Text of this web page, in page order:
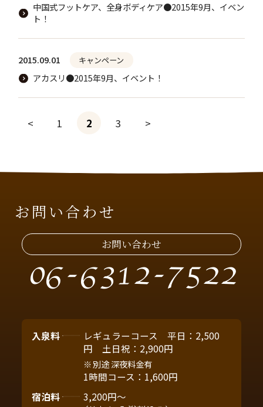
中国式フットケア、全身ボディケア●2015年9月、イベン
ト！
2015.09.01 キャンペーン
アカスリ●2015年9月、イベント！
< 1 2 3 >
お問い合わせ
お問い合わせ
06-6312-7522
入泉料
レギュラーコース 平日：2,500
円 土日祝：2,900円
別途 深夜料金有
1時間コース：1,600円
宿泊料
3,200円～